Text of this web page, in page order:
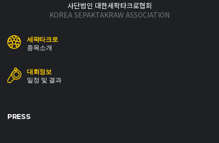
사단법인 대한세팍타크로협회
KOREA SEPAKTAKRAW ASSOCIATION
세팍타크로
종목소개
대회정보
일정 및 결과
PRESS